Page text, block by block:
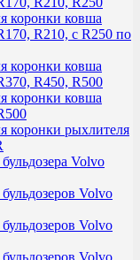
коронки ковша
R210, с R250 по
коронки ковша
R450, R500
коронки ковша
коронки рыхлителя
Volvo
Volvo
Volvo